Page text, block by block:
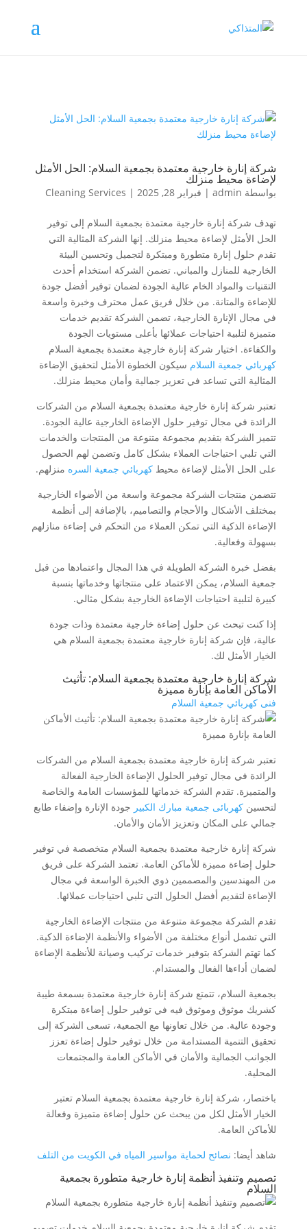
شركة إنارة خارجية معتمدة بجمعية السلام: الحل الأمثل
لإضاءة محيط منزلك
بواسطة admin
| فبراير 28, 2025 |
Cleaning Services
تهدف شركة إنارة خارجية معتمدة بجمعية السلام إلى توفير
الحل الأمثل لإضاءة محيط منزلك. إنها الشركة المثالية التي
تقدم حلول إنارة متطورة ومبتكرة لتجميل وتحسين البيئة
الخارجية للمنازل والمباني. تضمن الشركة استخدام أحدث
التقنيات والمواد الخام عالية الجودة لضمان توفير أفضل جودة
للإضاءة والمتانة. من خلال فريق عمل محترف وخبرة واسعة
في مجال الإنارة الخارجية، تضمن الشركة تقديم خدمات
متميزة لتلبية احتياجات عملائها بأعلى مستويات الجودة
والكفاءة. اختيار شركة إنارة خارجية معتمدة بجمعية السلام
كهربائي جمعية السلام سيكون الخطوة الأمثل لتحقيق الإضاءة
المثالية التي تساعد في تعزيز جمالية وأمان محيط منزلك.
تعتبر شركة إنارة خارجية معتمدة بجمعية السلام من الشركات
الرائدة في مجال توفير حلول الإضاءة الخارجية عالية الجودة.
تتميز الشركة بتقديم مجموعة متنوعة من المنتجات والخدمات
التي تلبي احتياجات العملاء بشكل كامل وتضمن لهم الحصول
على الحل الأمثل لإضاءة محيط كهربائي جمعية السره منزلهم.
تتضمن منتجات الشركة مجموعة واسعة من الأضواء الخارجية
بمختلف الأشكال والأحجام والتصاميم، بالإضافة إلى أنظمة
الإضاءة الذكية التي تمكن العملاء من التحكم في إضاءة منازلهم
بسهولة وفعالية.
بفضل خبرة الشركة الطويلة في هذا المجال واعتمادها من قبل
جمعية السلام، يمكن الاعتماد على منتجاتها وخدماتها بنسبة
كبيرة لتلبية احتياجات الإضاءة الخارجية بشكل مثالي.
إذا كنت تبحث عن حلول إضاءة خارجية معتمدة وذات جودة
عالية، فإن شركة إنارة خارجية معتمدة بجمعية السلام هي
الخيار الأمثل لك.
شركة إنارة خارجية معتمدة بجمعية السلام: تأثيث
الأماكن العامة بإنارة مميزة
فنى كهربائي جمعية السلام
تعتبر شركة إنارة خارجية معتمدة بجمعية السلام من الشركات
الرائدة في مجال توفير الحلول الإضاءة الخارجية الفعالة
والمتميزة. تقدم الشركة خدماتها للمؤسسات العامة والخاصة
لتحسين كهربائى جمعية مبارك الكبير جودة الإنارة وإضفاء طابع
جمالي على المكان وتعزيز الأمان والأمان.
شركة إنارة خارجية معتمدة بجمعية السلام متخصصة في توفير
حلول إضاءة مميزة للأماكن العامة. تعتمد الشركة على فريق
من المهندسين والمصممين ذوي الخبرة الواسعة في مجال
الإضاءة لتقديم أفضل الحلول التي تلبي احتياجات عملائها.
تقدم الشركة مجموعة متنوعة من منتجات الإضاءة الخارجية
التي تشمل أنواع مختلفة من الأضواء والأنظمة الإضاءة الذكية.
كما تهتم الشركة بتوفير خدمات تركيب وصيانة للأنظمة الإضاءة
لضمان أداءها الفعال والمستدام.
بجمعية السلام، تتمتع شركة إنارة خارجية معتمدة بسمعة طيبة
كشريك موثوق وموثوق فيه في توفير حلول إضاءة مبتكرة
وجودة عالية. من خلال تعاونها مع الجمعية، تسعى الشركة إلى
تحقيق التنمية المستدامة من خلال توفير حلول إضاءة تعزز
الجوانب الجمالية والأمان في الأماكن العامة والمجتمعات
المحلية.
باختصار، شركة إنارة خارجية معتمدة بجمعية السلام تعتبر
الخيار الأمثل لكل من يبحث عن حلول إضاءة متميزة وفعالة
للأماكن العامة.
شاهد أيضا: نصائح لحماية مواسير المياه في الكويت من التلف
تصميم وتنفيذ أنظمة إنارة خارجية متطورة بجمعية
السلام